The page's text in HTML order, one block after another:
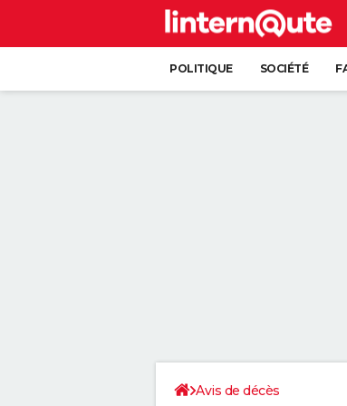
POLITIQUE SOCIÉTÉ
Avis de décès